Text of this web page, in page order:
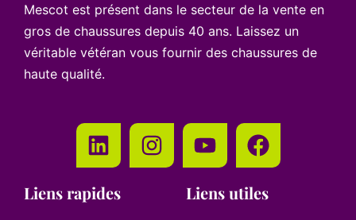
Mescot est présent dans le secteur de la vente en
gros de chaussures depuis 40 ans. Laissez un
véritable vétéran vous fournir des chaussures de
haute qualité.
Liens rapides Liens utiles